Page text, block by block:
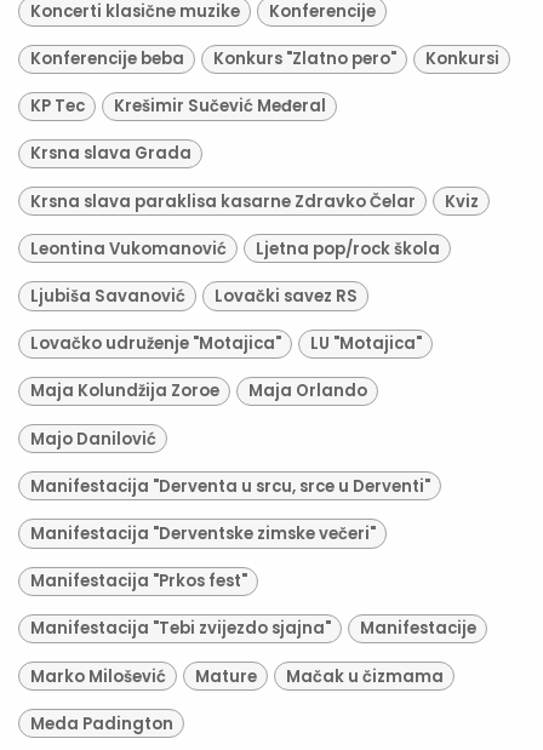
Koncerti klasične muzike Konferencije
Konferencije beba Konkurs "Zlatno pero" Konkursi
KP Tec Krešimir Sučević Međeral
Krsna slava Grada
Krsna slava paraklisa kasarne Zdravko Čelar Kviz
Leontina Vukomanović Ljetna pop/rock škola
Ljubiša Savanović Lovački savez RS
Lovačko udruženje "Motajica" LU "Motajica"
Maja Kolundžija Zoroe Maja Orlando
Majo Danilović
Manifestacija "Derventa u srcu, srce u Derventi"
Manifestacija "Derventske zimske večeri"
Manifestacija "Prkos fest"
Manifestacija "Tebi zvijezdo sjajna" Manifestacije
Marko Milošević Mature Mačak u čizmama
Meda Padington